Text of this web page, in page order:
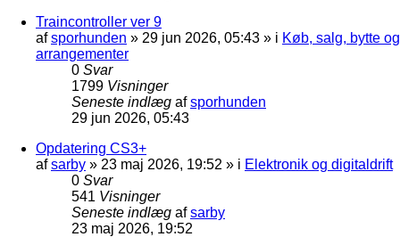
Traincontroller ver 9
afsporhunden » 29 jun 2026, 05:43 » i Køb, salg, bytte og
arrangementer
0 Svar
1799 Visninger
Seneste indlæg afsporhunden
29 jun 2026, 05:43
Opdatering CS3+
afsarby » 23 maj 2026, 19:52 » i Elektronik og digitaldrift
0 Svar
541 Visninger
Seneste indlæg afsarby
23 maj 2026, 19:52